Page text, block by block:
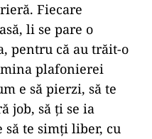
Fiecare
li se pare o
pentru că au trăit-o
plafonierei
e să pierzi, să te
job, să ți se ia
să te simți liber, cu